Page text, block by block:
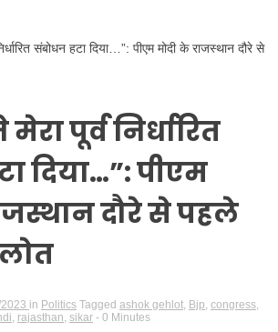
संबोधन हटा दिया…”: पीएम मोदी के राजस्थान दौरे से
पूर्व निर्धारित
दिया…”: पीएम
दौरे से पहले
in Politics Tagged ashok gehlot, Bjp, congress,
, rajasthan, sikar - 0 Minutes